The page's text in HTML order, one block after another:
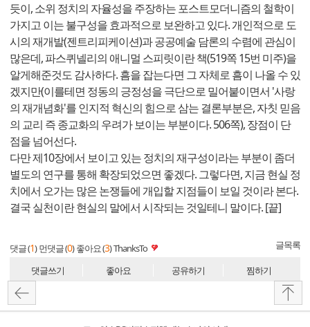
듯이, 소위 정치의 자율성을 주장하는 포스트모더니즘의 철학이
가지고 이는 불구성을 효과적으로 보완하고 있다. 개인적으로 도
시의 재개발(젠트리피케이션)과 공공예술 담론의 수렴에 관심이
많은데, 파스퀴넬리의 애니멀 스피릿이란 책(519쪽 15번 미주)을
알게해준것도 감사하다. 흠을 잡는다면 그 자체로 흠이 나올 수 있
겠지만(이를테면 정동의 긍정성을 극단으로 밀어붙이면서 '사랑
의 재개념화'를 인지적 혁신의 힘으로 삼는 결론부분은, 자칫 믿음
의 교리 즉 종교화의 우려가 보이는 부분이다. 506쪽), 장점이 단
점을 넘어선다.
다만 제10장에서 보이고 있는 정치의 재구성이라는 부분이 좀더
별도의 연구를 통해 확장되었으면 좋겠다. 그렇다면, 지금 현실 정
치에서 오가는 많은 논쟁들에 개입할 지점들이 보일 것이라 본다.
결국 실천이란 현실의 말에서 시작되는 것일테니 말이다. [끝]
댓글 (1) 먼댓글 (0) 좋아요 (3)ThanksTo 글목록
댓글쓰기 좋아요 공유하기 찜하기